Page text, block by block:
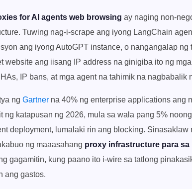
for AI agents web browsing ay naging non-
Tuwing nag-i-scrape ang iyong LangChain
ang iyong AutoGPT instance, o nangangalap
website ang iisang IP address na ginigiba ito ng
IP bans, at mga agent na tahimik na nagbabalik
ng Gartner na 40% ng enterprise applications ang
ng katapusan ng 2026, mula sa wala pang 5%
deployment, lumalaki rin ang blocking.
ng maaasahang proxy infrastructure para sa
gagamitin, kung paano ito i-wire sa tatlong
ang gastos.